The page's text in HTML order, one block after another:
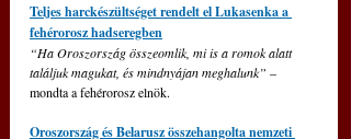
Teljes harckészültséget rendelt el Lukasenka a
fehérorosz hadseregben
“Ha Oroszország összeomlik, mi is a romok alatt
találjuk magukat, és mindnyájan meghalunk” –
mondta a fehérorosz elnök.
Oroszország és Belarusz összehangolta nemzeti